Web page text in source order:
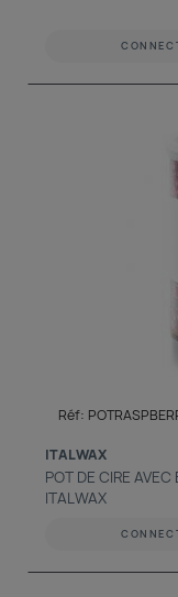
Réf:
ITALWAX
POT DE CIRE
ITALWAX